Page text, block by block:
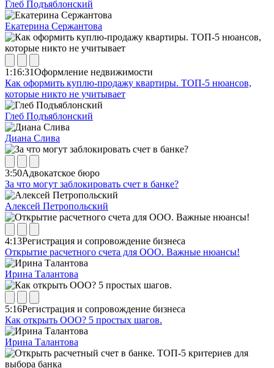
Глеб Подъяблонский
Екатерина Сержантова
1:16:31Оформление недвижимости
Как оформить куплю-продажу квартиры. ТОП-5 нюансов,
которые никто не учитывает
Глеб Подъяблонский
Диана Слива
3:50Адвокатское бюро
За что могут заблокировать счет в банке?
Алексей Петропольский
4:13Регистрация и сопровождение бизнеса
Открытие расчетного счета для ООО. Важные нюансы!
Ирина Талантова
5:16Регистрация и сопровождение бизнеса
Как открыть ООО? 5 простых шагов.
Ирина Талантова